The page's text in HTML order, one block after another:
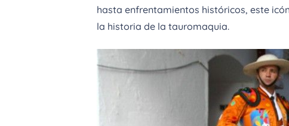
hasta enfrentamientos históricos, este
la historia de la tauromaquia.